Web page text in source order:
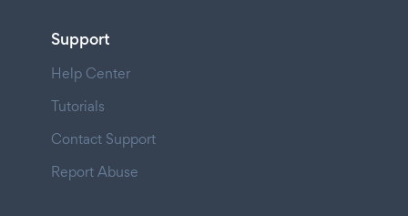
Support
Help Center
Tutorials
Contact Support
Report Abuse